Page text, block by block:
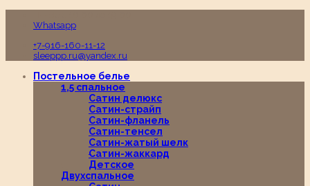
Whatsapp
+7-916-160-11-12
sleeppp.ru@yandex.ru
Постельное белье
1,5 спальное
Сатин делюкс
Сатин-страйп
Сатин-фланель
Сатин-тенсел
Сатин-жатый шелк
Сатин-жаккард
Детское
Двухспальное